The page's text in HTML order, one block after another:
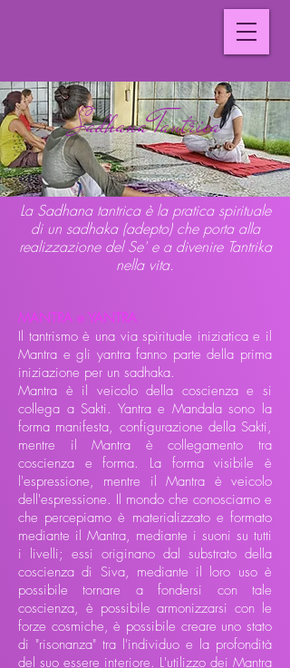
Sadhana Tantrica
La Sadhana tantrica è la pratica spirituale
di un sadhaka (adepto) che porta alla
realizzazione del Se' e a divenire Tantrika
nella vita.
MANTRA e YANTRA
Il tantrismo è una via spirituale iniziatica e il
Mantra e gli yantra fanno parte della prima
iniziazione per un sadhaka.
Mantra è il veicolo della coscienza e si
collega a Sakti. Yantra e Mandala sono la
forma manifesta, configurazione della Sakti,
mentre il Mantra è collegamento tra
coscienza e forma. La forma visibile è
l'espressione, mentre il Mantra è veicolo
dell'espressione. Il mondo che conosciamo e
che percepiamo è materializzato e formato
mediante il Mantra, mediante i suoni su tutti
i livelli; essi originano dal substrato della
coscienza di Siva, mediante il loro uso è
possibile tornare a fondersi con tale
coscienza, è possibile armonizzarsi con le
forze cosmiche, è possibile creare uno stato
di "risonanza" tra l'individuo e la profondità
del suo essere interiore. L'utilizzo dei Mantra